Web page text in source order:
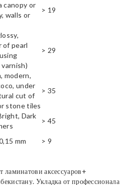
canopy or
walls or
> 19
of pearl
varnish)
> 29
modern,
under
cut of
stone tiles
> 35
Dark
> 45
mm > 9